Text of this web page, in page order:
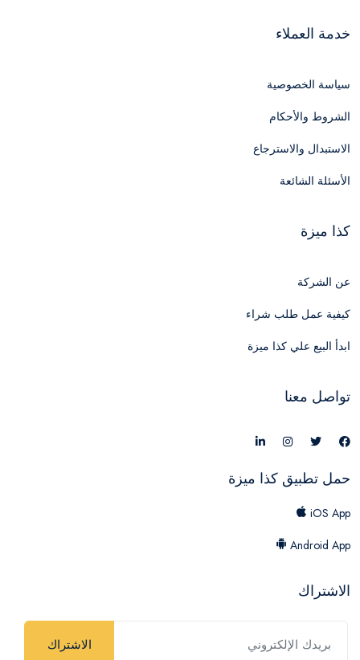
خدمة العملاء
سياسة الخصوصية
الشروط والأحكام
الاستبدال والاسترجاع
الأسئلة الشائعة
كذا ميزة
عن الشركة
كيفية عمل طلب شراء
ابدأ البيع علي كذا ميزة
تواصل معنا
حمل تطبيق كذا ميزة
iOS App
Android App
الاشتراك
الاشتراك